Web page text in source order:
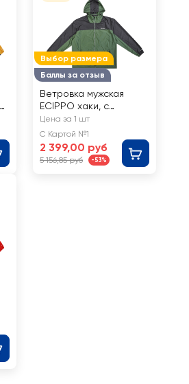
Выбор размера
Баллы за отзыв
Ветровка мужская
ECIPPO хаки, с
мешком для хранения,
Арт. SS26114-01
Цена за 1 шт
С Картой №1
2 399,00 руб
5 156,85 руб -53%